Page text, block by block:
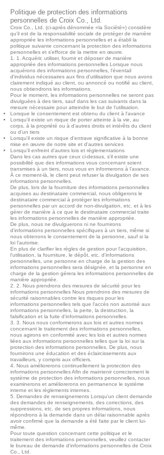
Politique de protection des informations
personnelles de Croix Co., Ltd.
Croix Co., Ltd. (ci-après dénommée «la Société») considère
qu'il est de la responsabilité sociale de protéger de manière
appropriée les informations personnelles et a établi la
politique suivante concernant la protection des informations
personnelles et s'efforce de la mettre en œuvre.
1. 1. Acquérir, utiliser, fournir et déposer de manière
appropriée des informations personnelles Lorsque nous
acquérons des informations personnelles, l'éventail
d'individus nécessaires aux fins d'utilisation que nous avons
clairement indiqué au client, ou annoncé ou notifié au client,
nous obtiendrons les informations.
Pour le moment, les informations personnelles ne seront pas
divulguées à des tiers, sauf dans les cas suivants dans la
mesure nécessaire pour atteindre le but de l'utilisation.
Lorsque le consentement est obtenu du client à l'avance
Lorsqu'il existe un risque de porter atteinte à la vie, au
corps, à la propriété ou à d'autres droits et intérêts du client
ou d'un tiers
Lorsqu'il existe un risque d'entrave significative à la bonne
mise en œuvre de notre site et d'autres services
Lorsqu'il enfreint d'autres lois et réglementations
Dans les cas autres que ceux ci-dessus, s'il existe une
possibilité que des informations vous concernant soient
transmises à un tiers, nous vous en informerons à l'avance.
À ce moment-là, le client peut refuser la divulgation de ses
informations personnelles.
De plus, lors de la fourniture des informations personnelles
acquises au destinataire commercial, nous obligerons le
destinataire commercial à protéger les informations
personnelles par un accord de non-divulgation, etc. et à les
gérer de manière à ce que le destinataire commercial traite
les informations personnelles de manière appropriée.
De plus, nous ne divulguerons ni ne fournirons
d'informations personnelles spécifiques à un tiers, même si
nous obtenons le consentement de la personne, sauf si la
loi l'autorise.
En plus de clarifier les règles de gestion pour l'acquisition,
l'utilisation, la fourniture, le dépôt, etc. d'informations
personnelles, une personne en charge de la gestion des
informations personnelles sera désignée, et la personne en
charge de la gestion gérera les informations personnelles de
manière appropriée.
2. 2. Nous prendrons des mesures de sécurité pour les
informations personnelles Nous prendrons des mesures de
sécurité raisonnables contre les risques pour les
informations personnelles tels que l'accès non autorisé aux
informations personnelles, la perte, la destruction, la
falsification et la fuite d'informations personnelles.
3. 3. Nous nous conformerons aux lois et autres normes
concernant le traitement des informations personnelles,
nous agirons en conformité avec les lois et autres normes
liées aux informations personnelles telles que la loi sur la
protection des informations personnelles. De plus, nous
fournirons une éducation et des éclaircissements aux
travailleurs, y compris aux officiers.
4. Nous améliorerons continuellement la protection des
informations personnelles Afin de maintenir correctement le
système de protection des informations personnelles, nous
examinerons et améliorerons en permanence le système
interne et les règlements internes.
5. Demandes de renseignements Lorsqu'un client demande
des demandes de renseignements, des corrections, des
suppressions, etc. de ses propres informations, nous
répondrons à la demande dans un délai raisonnable après
avoir confirmé que la demande a été faite par le client lui-
même.
Pour toute question concernant cette politique et le
traitement des informations personnelles, veuillez contacter
le bureau de demande d'informations personnelles de Croix
Co., Ltd.